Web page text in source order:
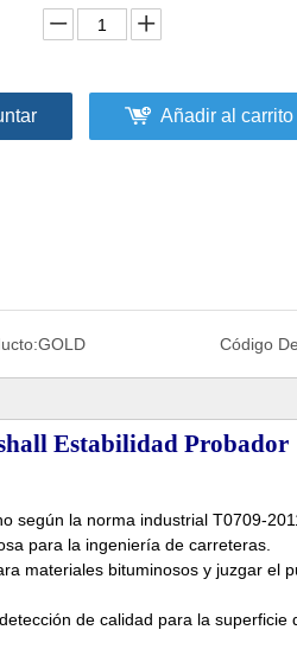
Añadir al carrito
GOLD Código
Estabilidad Probador
según la norma industrial T0709-
para la ingeniería de carreteras.
materiales bituminosos y juzgar el
de calidad para la superficie